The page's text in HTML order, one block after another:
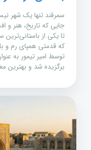
سمرقند تنها یک شهر
جایی که تاریخ، هنر و
تا یکی از
که قدمتی همپای رم و
توسط امیر تیمور به
برگزیده شد و بهترین